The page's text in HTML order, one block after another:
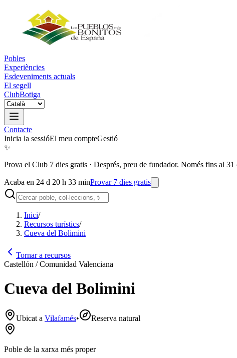
Pobles
Experiències
Esdeveniments actuals
El segell
ClubBotiga
Contacte
Inicia la sessióEl meu compteGestió
✨
Prova el Club 7 dies gratis · Després, preu de fundador. Només fins al 31
Acaba en 24 d 20 h 33 minProvar 7 dies gratis
Inici/
Recursos turístics/
Cueva del Bolimini
Tornar a recursos
Castellón / Comunidad Valenciana
Cueva del Bolimini
Ubicat a Vilafamés• Reserva natural
Poble de la xarxa més proper